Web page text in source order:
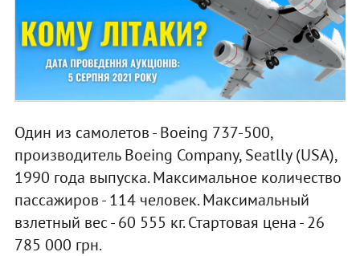
Один из самолетов - Boeing 737-500,
производитель Boeing Company, Seatlly (USA),
1990 года выпуска. Максимальное количество
пассажиров - 114 человек. Максимальный
взлетный вес - 60 555 кг. Стартовая цена - 26
785 000 грн.